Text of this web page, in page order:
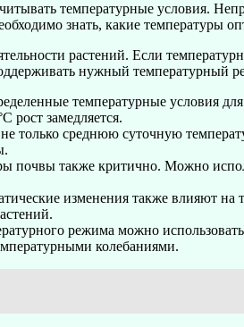
температурные условия.
знать, какие температуры
растений. Если
нужный температурный
температурные условия
замедляется.
только среднюю суточную
почвы также критично. Можно
изменения также влияют
режима можно
колебаниями.